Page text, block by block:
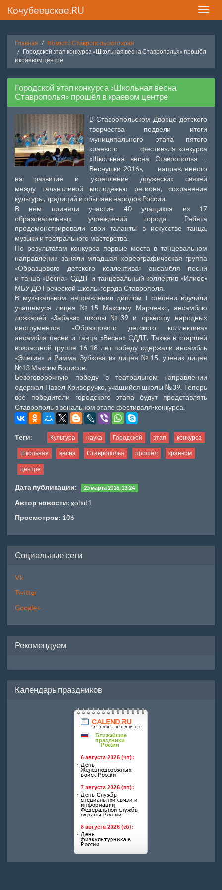
Toggle
Кочубеевское.RU
Главная
Новости Ставропольского края
Городской этап конкурса «Школьная весна Ставрополья» прошёл
в краевом центре
Городской этап конкурса «Школьная весна
Ставрополья» прошёл в краевом центре
В Ставропольском Дворце детского
творчества подвели итоги
муниципального этапа пятого
краевого фестиваля-конкурса
«Школьная весна Ставрополья –
Веснушки-2016», направленного
на развитие и укрепление дружеских связей
между талантливой молодёжью региона, сохранение
культуры, традиций и обычаев народов России.
В нём приняли участие 40 учащихся из 17
образовательных учреждений города. Ребята
продемонстрировали свои таланты в искусстве танца,
музыки и театрального мастерства.
По результатам конкурса первые места в танцевальном
направлении заняли младшая хореографическая группа
«Образцового детского коллектива» ансамбля песни
и танца «Весна» СДДТ и танцевальный коллектив «Илиос»
МБУ ДО Греческой школы города Ставрополя.
В музыкальном направлении диплом I степени вручили
учащемуся лицея №15 Максиму Марченко, ансамблю
ложкарей «Забава» школы №39 и оркестру народных
инструментов «Образцового детского коллектива»
ансамбля песни и танца «Весна» СДДТ. Также в старшей
возрастной группе 16-18 лет победу одержали ансамбль
«Элегия» и Римма Зубкова из лицея №15, ученик лицея
№13 Максим Борисов.
Безоговорочную победу в театральном направлении
одержал Павел Криворучко, учащийся школы №39. Теперь
все победители городского этапа будут представлять
Ставрополь в зональном этапе фестиваля-конкурса.
Теги: Культура наука Городской этап конкурса
Школьная весна Ставрополья прошёл краевом
центре
Дата публикации: 25 марта 2016, 13:24
Автор новости: golxd1
Просмотров: 106
Социальные сети
Vk
Twitter
Google+
Рекомендуем
Календарь праздников